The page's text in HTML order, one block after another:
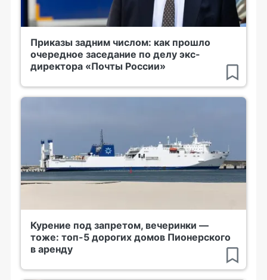
Приказы задним числом: как прошло
очередное заседание по делу экс-
директора «Почты России»
Курение под запретом, вечеринки —
тоже: топ-5 дорогих домов Пионерского
в аренду